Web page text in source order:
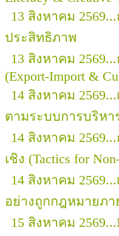
13 สิงหาคม
ประสิทธิภาพ
13 สิงหาคม
(Export-Import &
14 สิงหาคม
ตามระบบการบริหา
14 สิงหาคม
เชิง (Tactics for
14 สิงหาคม
อย่างถูกกฎหมายภา
15 สิงหาคม